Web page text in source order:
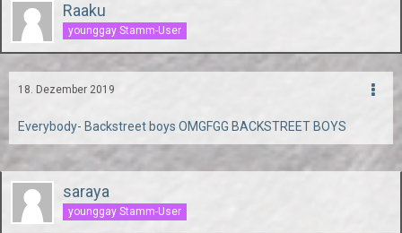
Raaku
younggay Stamm-User
18. Dezember 2019
Everybody- Backstreet boys OMGFGG BACKSTREET BOYS
saraya
younggay Stamm-User